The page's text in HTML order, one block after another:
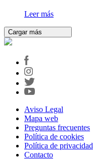
Leer más
Cargar más
Aviso Legal
Mapa web
Preguntas frecuentes
Política de cookies
Política de privacidad
Contacto